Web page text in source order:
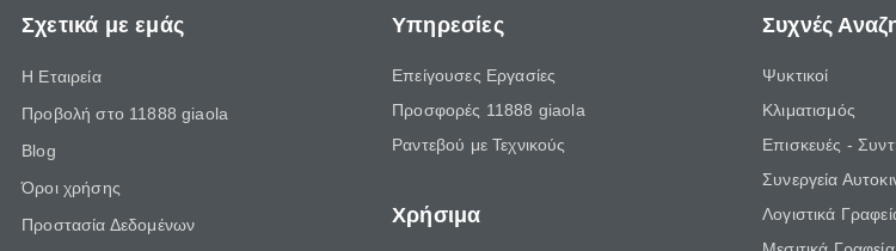
Σχετικά με εμάς
Η Εταιρεία
Προβολή στο 11888 giaola
Blog
Όροι χρήσης
Προστασία Δεδομένων
Υπηρεσίες
Επείγουσες Εργασίες
Προσφορές 11888 giaola
Ραντεβού με Τεχνικούς
Χρήσιμα
Συχνές
Ψυκτικοί
Κλιματισμός
Επισκευές -
Συνεργεία
Λογιστικά